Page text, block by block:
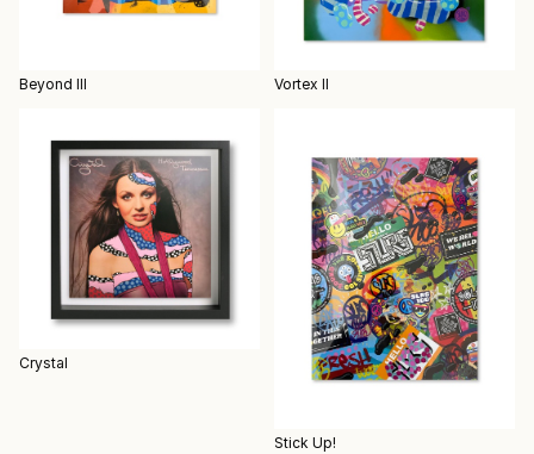
Beyond III Vortex II
Crystal
Stick Up!